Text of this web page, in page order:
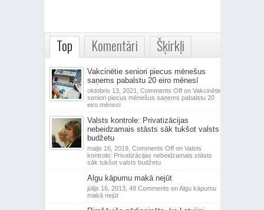
Top Komentāri Šķirkļi
Vakcinētie seniori piecus mēnešus
saņems pabalstu 20 eiro mēnesī
oktobris 13, 2021, Comments Offon Vakcinētie
seniori piecus mēnešus saņems pabalstu 20
eiro mēnesī
Valsts kontrole: Privatizācijas
nebeidzamais stāsts sāk tukšot valsts
budžetu
maijs 16, 2019, Comments Offon Valsts
kontrole: Privatizācijas nebeidzamais stāsts
sāk tukšot valsts budžetu
Algu kāpumu makā nejūt
jūlijs 16, 2013, 48 Comments on Algu kāpumu
makā nejūt